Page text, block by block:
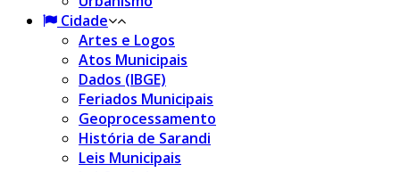
Cidade
Artes e Logos
Atos Municipais
Dados (IBGE)
Feriados Municipais
Geoprocessamento
História de Sarandi
Leis Municipais